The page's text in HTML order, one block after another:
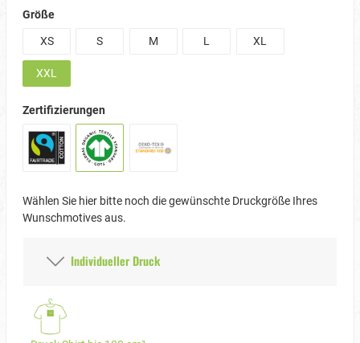
Größe
XS
S M L XL
XXL
Zertifizierungen
Wählen Sie hier bitte noch die gewünschte Druckgröße Ihres
Wunschmotives aus.
Individueller Druck